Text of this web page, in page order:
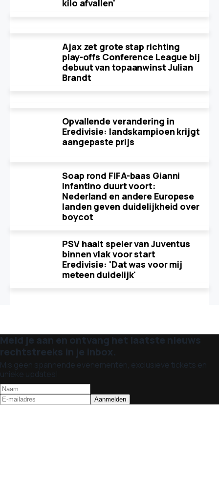
kilo afvallen'
Ajax zet grote stap richting
play-offs Conference League bij
debuut van topaanwinst Julian
Brandt
Opvallende verandering in
Eredivisie: landskampioen krijgt
aangepaste prijs
Soap rond FIFA-baas Gianni
Infantino duurt voort:
Nederland en andere Europese
landen geven duidelijkheid over
boycot
PSV haalt speler van Juventus
binnen vlak voor start
Eredivisie: 'Dat was voor mij
meteen duidelijk'
Meld je aan en ontvang het laatste nieuws
rechtstreeks in je inbox.
Mis geen spannende evenementen, exclusieve tickets en
unieke updates!